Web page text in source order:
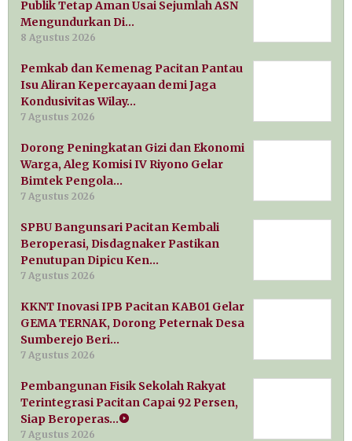
Publik Tetap Aman Usai Sejumlah ASN
Mengundurkan Di…
8 Agustus 2026
Pemkab dan Kemenag Pacitan Pantau
Isu Aliran Kepercayaan demi Jaga
Kondusivitas Wilay…
7 Agustus 2026
Dorong Peningkatan Gizi dan Ekonomi
Warga, Aleg Komisi IV Riyono Gelar
Bimtek Pengola…
7 Agustus 2026
SPBU Bangunsari Pacitan Kembali
Beroperasi, Disdagnaker Pastikan
Penutupan Dipicu Ken…
7 Agustus 2026
KKNT Inovasi IPB Pacitan KAB01 Gelar
GEMA TERNAK, Dorong Peternak Desa
Sumberejo Beri…
7 Agustus 2026
Pembangunan Fisik Sekolah Rakyat
Terintegrasi Pacitan Capai 92 Persen,
Siap Beroperas…
7 Agustus 2026